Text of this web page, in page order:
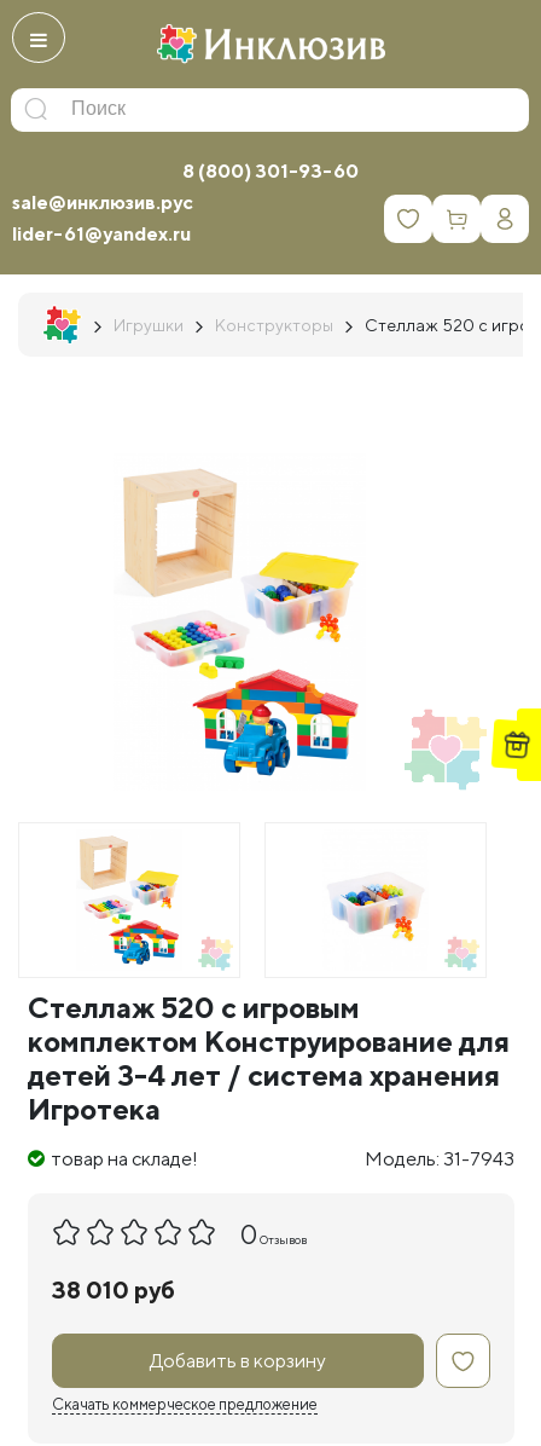
8 (800) 301-93-60
sale@инклюзив.рус
lider-61@yandex.ru
0
Игрушки Конструкторы Стеллаж 520 с
Стеллаж 520 с игровым
комплектом Конструирование для
детей 3-4 лет / система хранения
Игротека
товар на складе! Модель: 31-7943
0 Отзывов
38 010 руб
Добавить в корзину
Скачать коммерческое предложение